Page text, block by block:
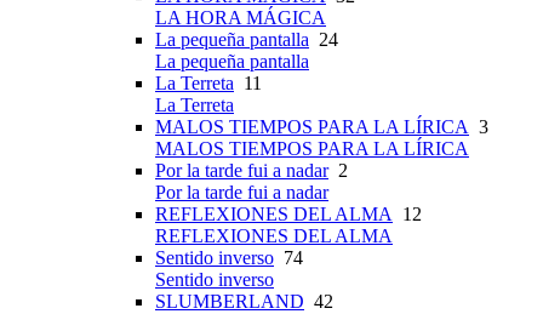
LA HORA MÁGICA
La pequeña pantalla 24
La pequeña pantalla
La Terreta 11
La Terreta
MALOS TIEMPOS PARA LA LÍRICA 3
MALOS TIEMPOS PARA LA LÍRICA
Por la tarde fui a nadar2
Por la tarde fui a nadar
REFLEXIONES DEL ALMA 12
REFLEXIONES DEL ALMA
Sentido inverso 74
Sentido inverso
SLUMBERLAND 42